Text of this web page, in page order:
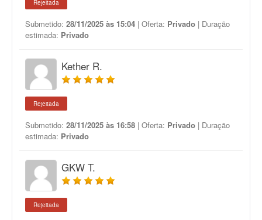
Rejeitada
Submetido: 28/11/2025 às 15:04 | Oferta: Privado | Duração
estimada: Privado
Kether R.
Rejeitada
Submetido: 28/11/2025 às 16:58 | Oferta: Privado | Duração
estimada: Privado
GKW T.
Rejeitada